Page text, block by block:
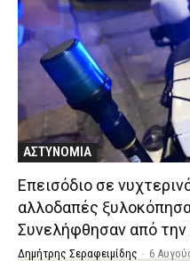
ΑΣΤΥΝΟΜΙΑ
Επεισόδιο σε
αλλοδαπές
Συνελήφθησαν από την
Δημήτρης Σεραφειμίδης - 6